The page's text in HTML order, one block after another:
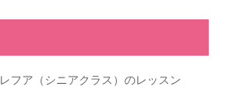
レフア（シニアクラス）のレッスン